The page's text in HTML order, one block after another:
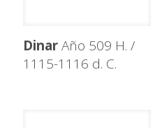
DinarAño 509 H. /
1115-1116 d. C.